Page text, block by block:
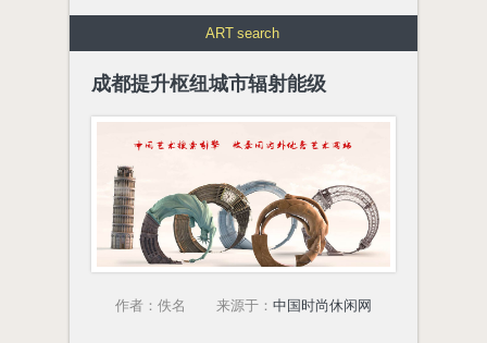
ART search
成都提升枢纽城市辐射能级
作者：佚名 来源于： 中国时尚休闲网